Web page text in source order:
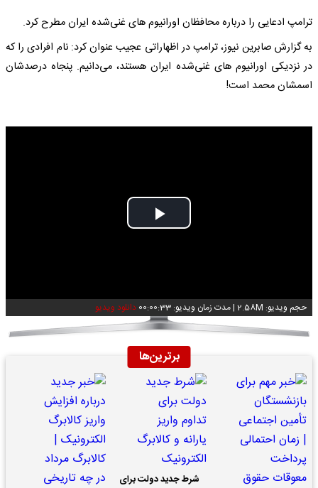
ترامپ ادعایی را درباره محافظان اورانیوم های غنی‌شده ایران مطرح کرد.
به گزارش صابرین نیوز، ترامپ در اظهاراتی عجیب عنوان کرد: نام افرادی را که
در نزدیکی اورانیوم های غنی‌شده ایران هستند، می‌دانیم. پنجاه درصدشان
اسمشان محمد است!
Play
حجم ویدیو: 2.58M |مدت زمان ویدیو: 00:00:33 دانلود ویدیو
برترین‌ها
شرط جدید دولت برای